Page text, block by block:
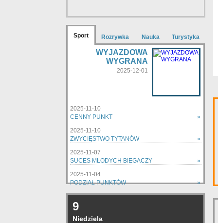
Sport Rozrywka Nauka Turystyka
WYJAZDOWA
WYGRANA
2025-12-01
2025-11-10
CENNY PUNKT
»
2025-11-10
ZWYCIĘSTWO TYTANÓW
»
2025-11-07
SUCES MŁODYCH BIEGACZY
»
2025-11-04
PODZIAŁ PUNKTÓW
»
zobacz wszystkie »
9
Niedziela